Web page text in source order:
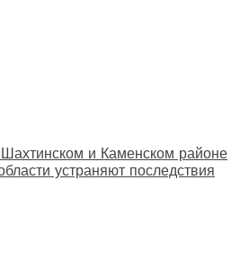
и Каменском районе
устраняют последствия